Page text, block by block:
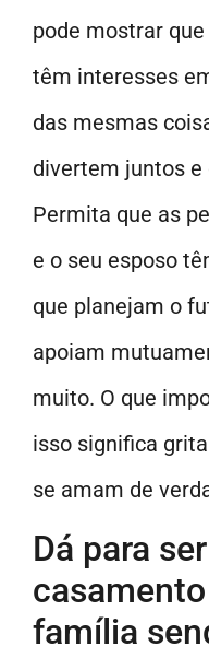
pode mostrar
têm interesses
das mesmas
divertem juntos e
Permita que as
e o seu esposo
que planejam o
apoiam
muito. O que
isso significa
se amam de
Dá para
família